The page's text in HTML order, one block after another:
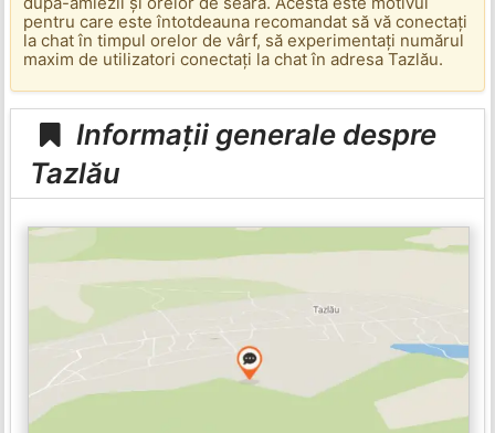
pentru care este întotdeauna recomandat să vă conectați
la chat în timpul orelor de vârf, să experimentați numărul
maxim de utilizatori conectați la chat în adresa Tazlău.
Informații generale despre
Tazlău